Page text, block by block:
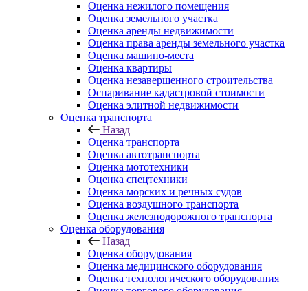
Оценка нежилого помещения
Оценка земельного участка
Оценка аренды недвижимости
Оценка права аренды земельного участка
Оценка машино-места
Оценка квартиры
Оценка незавершенного строительства
Оспаривание кадастровой стоимости
Оценка элитной недвижимости
Оценка транспорта
Назад
Оценка транспорта
Оценка автотранспорта
Оценка мототехники
Оценка спецтехники
Оценка морских и речных судов
Оценка воздушного транспорта
Оценка железнодорожного транспорта
Оценка оборудования
Назад
Оценка оборудования
Оценка медицинского оборудования
Оценка технологического оборудования